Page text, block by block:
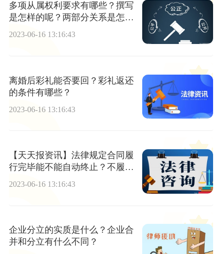
多项从属权利要求有哪些？撰写
是怎样的呢？两部分关系是怎
样？
2023-06-16 13:16:43
离婚后彩礼能否要回？彩礼返还
的条件有哪些？
2023-06-16 13:16:43
【天天报资讯】法律规定合同履
行完毕能不能自动终止？不履行
合同需要承担什么责任？
2023-06-16 13:16:43
企业分立的实质是什么？企业合
并和分立有什么不同？